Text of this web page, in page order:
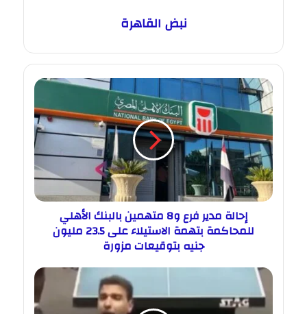
نبض القاهرة
إحالة مدير فرع و8 متهمين بالبنك الأهلي
للمحاكمة بتهمة الاستيلاء على 23.5 مليون
جنيه بتوقيعات مزورة